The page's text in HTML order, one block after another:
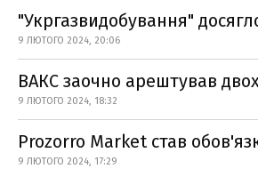
"Укргазвидобування"
9 ЛЮТОГО 2024, 20:06
ВАКС заочно арештував
9 ЛЮТОГО 2024, 18:32
Prozorro Market став
9 ЛЮТОГО 2024, 17:29